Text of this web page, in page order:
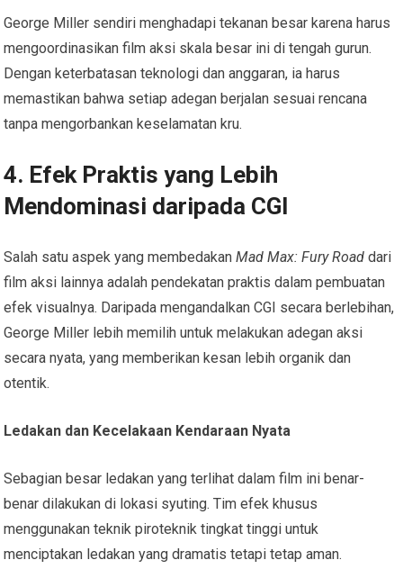
George Miller sendiri menghadapi tekanan besar karena harus
mengoordinasikan film aksi skala besar ini di tengah gurun.
Dengan keterbatasan teknologi dan anggaran, ia harus
memastikan bahwa setiap adegan berjalan sesuai rencana
tanpa mengorbankan keselamatan kru.
4. Efek Praktis yang Lebih
Mendominasi daripada CGI
Salah satu aspek yang membedakanMad Max: Fury Road dari
film aksi lainnya adalah pendekatan praktis dalam pembuatan
efek visualnya. Daripada mengandalkan CGI secara berlebihan,
George Miller lebih memilih untuk melakukan adegan aksi
secara nyata, yang memberikan kesan lebih organik dan
otentik.
Ledakan dan Kecelakaan Kendaraan Nyata
Sebagian besar ledakan yang terlihat dalam film ini benar-
benar dilakukan di lokasi syuting. Tim efek khusus
menggunakan teknik piroteknik tingkat tinggi untuk
menciptakan ledakan yang dramatis tetapi tetap aman.